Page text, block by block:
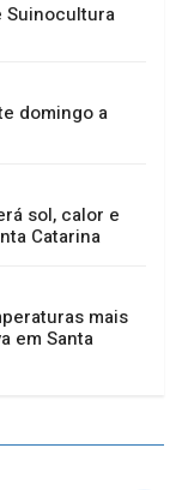
Suinocultura
domingo a
sol, calor e
Catarina
mais
em Santa